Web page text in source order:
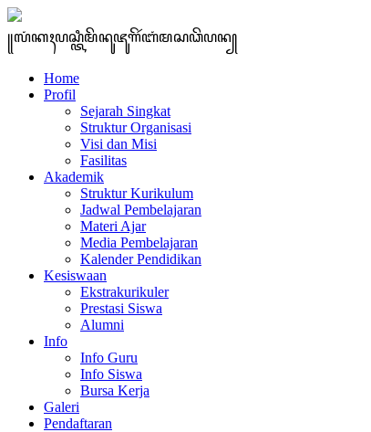
꧋ꦭꦁꦏꦃꦥꦱ꧀ꦠꦶꦩꦼꦤꦸꦗꦸꦒꦼꦂꦧꦁꦩꦱꦣꦼꦥꦤ꧀
Home
Profil
Sejarah Singkat
Struktur Organisasi
Visi dan Misi
Fasilitas
Akademik
Struktur Kurikulum
Jadwal Pembelajaran
Materi Ajar
Media Pembelajaran
Kalender Pendidikan
Kesiswaan
Ekstrakurikuler
Prestasi Siswa
Alumni
Info
Info Guru
Info Siswa
Bursa Kerja
Galeri
Pendaftaran